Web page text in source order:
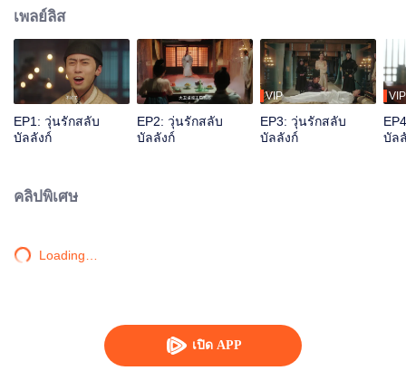
เปิด APP
ฝันของนางเป็นจริงอยู่อย่างเงียบ ๆ
เพลย์ลิส
EP1: วุ่นรักสลับ
บัลลังก์
EP2: วุ่นรักสลับ
บัลลังก์
VIP
EP3: วุ่นรักสลับ
บัลลังก์
VIP
บัล
คลิปพิเศษ
Loading…